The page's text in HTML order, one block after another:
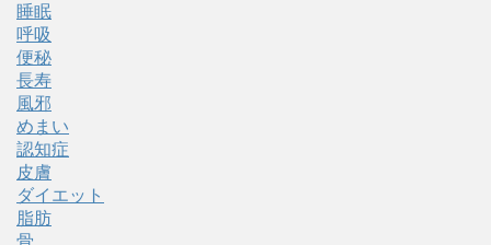
睡眠
呼吸
便秘
長寿
風邪
めまい
認知症
皮膚
ダイエット
脂肪
骨